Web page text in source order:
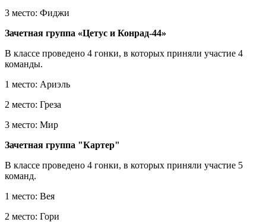
3 место: Фиджи
Зачетная группа «Цетус и Конрад-44»
В классе проведено 4 гонки, в которых приняли участие 4
команды.
1 место: Ариэль
2 место: Греза
3 место: Мир
Зачетная группа "Картер"
В классе проведено 4 гонки, в которых приняли участие 5
команд.
1 место: Вея
2 место: Гори